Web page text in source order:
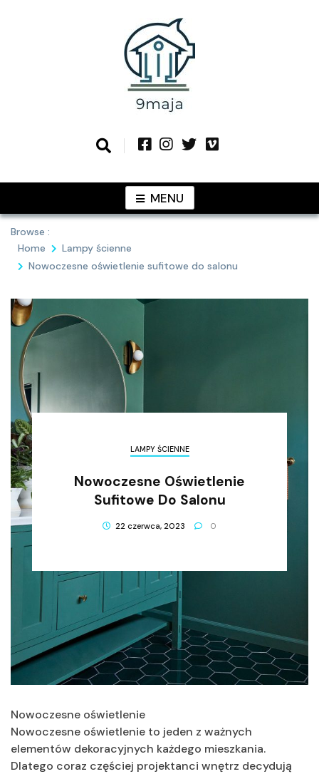
9MAJApomysłami
MENU
Browse :
Home
Lampy ścienne
Nowoczesne oświetlenie sufitowe do salonu
LAMPY ŚCIENNE
Nowoczesne Oświetlenie
Sufitowe Do Salonu
22 czerwca, 2023 0
Nowoczesne oświetlenie
Nowoczesne oświetlenie to jeden z ważnych
elementów dekoracyjnych każdego mieszkania.
Dlatego coraz częściej projektanci wnętrz decydują